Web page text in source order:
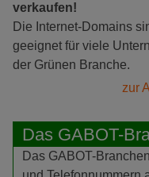
verkaufen!
Die Internet-Domains
geeignet für viele
der Grünen Branche.
zur
Das GABOT-
Das GABOT-